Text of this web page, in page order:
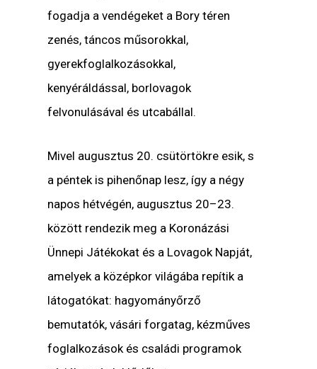
fogadja a vendégeket a Bory téren
zenés, táncos műsorokkal,
gyerekfoglalkozásokkal,
kenyéráldással, borlovagok
felvonulásával és utcabállal.
Mivel augusztus 20. csütörtökre esik, s
a péntek is pihenőnap lesz, így a négy
napos hétvégén, augusztus 20–23.
között rendezik meg a Koronázási
Ünnepi Játékokat és a Lovagok Napját,
amelyek a középkor világába repítik a
látogatókat: hagyományőrző
bemutatók, vásári forgatag, kézműves
foglalkozások és családi programok